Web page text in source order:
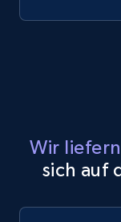
Wir
sich auf